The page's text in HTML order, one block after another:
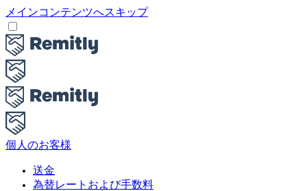
メインコンテンツへスキップ
個人のお客様
送金
為替レートおよび手数料